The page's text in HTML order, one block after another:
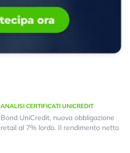
ANALISI CERTIFICATI UNICREDIT
Bond UniCredit, nuova obbligazione
retail al 7% lordo. Il rendimento netto